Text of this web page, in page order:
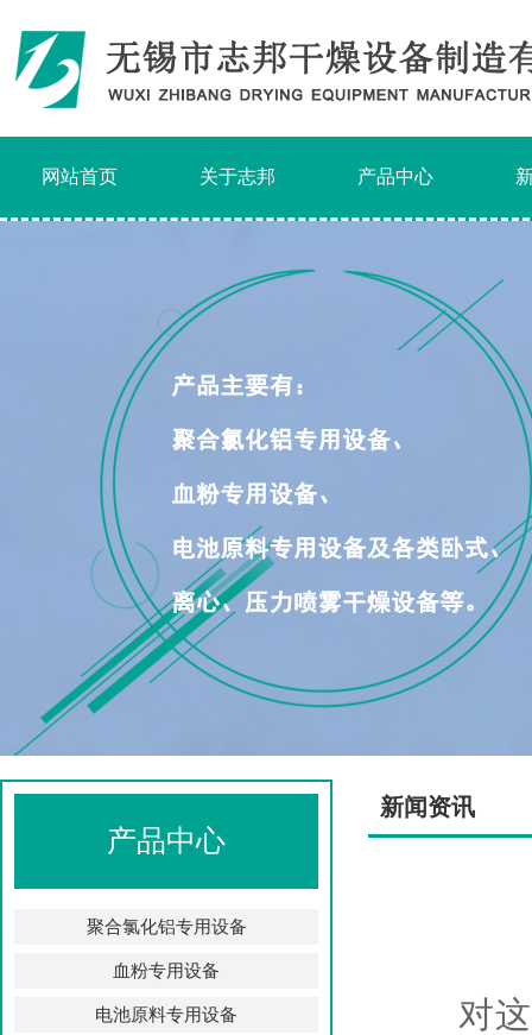
网站首页 关于志邦 产品中心
产品中心
聚合氯化铝专用设备
血粉专用设备
电池原料专用设备
新闻资讯
对这一